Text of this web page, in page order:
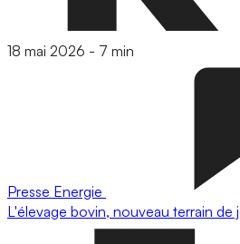
18 mai 2026 - 7 min
Presse Energie
L'élevage bovin, nouveau terrain de